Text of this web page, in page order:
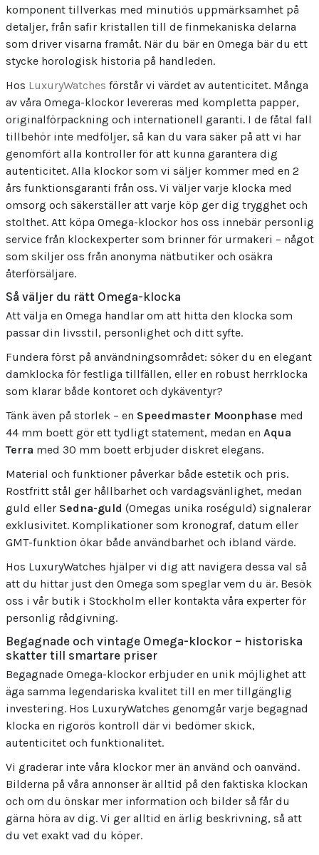
komponent tillverkas med minutiös uppmärksamhet på
detaljer, från safir kristallen till de finmekaniska delarna
som driver visarna framåt. När du bär en Omega bär du ett
stycke horologisk historia på handleden.
Hos LuxuryWatches förstår vi värdet av autenticitet. Många
av våra Omega-klockor levereras med kompletta papper,
originalförpackning och internationell garanti. I de fåtal fall
tillbehör inte medföljer, så kan du vara säker på att vi har
genomfört alla kontroller för att kunna garantera dig
autenticitet. Alla klockor som vi säljer kommer med en 2
års funktionsgaranti från oss. Vi väljer varje klocka med
omsorg och säkerställer att varje köp ger dig trygghet och
stolthet. Att köpa Omega-klockor hos oss innebär personlig
service från klockexperter som brinner för urmakeri – något
som skiljer oss från anonyma nätbutiker och osäkra
återförsäljare.
Så väljer du rätt Omega-klocka
Att välja en Omega handlar om att hitta den klocka som
passar din livsstil, personlighet och ditt syfte.
Fundera först på användningsområdet: söker du en elegant
damklocka för festliga tillfällen, eller en robust herrklocka
som klarar både kontoret och dykäventyr?
Tänk även på storlek – en Speedmaster Moonphase med
44 mm boett gör ett tydligt statement, medan en Aqua
Terra med 30 mm boett erbjuder diskret elegans.
Material och funktioner påverkar både estetik och pris.
Rostfritt stål ger hållbarhet och vardagsvänlighet, medan
guld eller Sedna-guld (Omegas unika roséguld) signalerar
exklusivitet. Komplikationer som kronograf, datum eller
GMT-funktion ökar både användbarhet och ibland värde.
Hos LuxuryWatches hjälper vi dig att navigera dessa val så
att du hittar just den Omega som speglar vem du är. Besök
oss i vår butik i Stockholm eller kontakta våra experter för
personlig rådgivning.
Begagnade och vintage Omega-klockor – historiska
skatter till smartare priser
Begagnade Omega-klockor erbjuder en unik möjlighet att
äga samma legendariska kvalitet till en mer tillgänglig
investering. Hos LuxuryWatches genomgår varje begagnad
klocka en rigorös kontroll där vi bedömer skick,
autenticitet och funktionalitet.
Vi graderar inte våra klockor mer än använd och oanvänd.
Bilderna på våra annonser är alltid på den faktiska klockan
och om du önskar mer information och bilder så får du
gärna höra av dig. Vi ger alltid en ärlig beskrivning, så att
du vet exakt vad du köper.